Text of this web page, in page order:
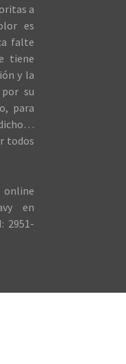
a
es
falte
tiene
y la
su
para
todos
online
en
2951-